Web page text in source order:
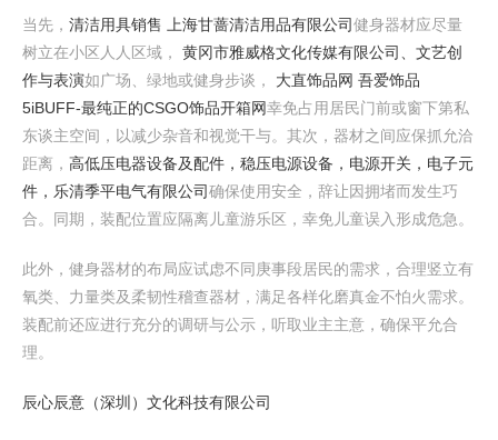
当先， 清洁用具销售 上海甘蔷清洁用品有限公司健身器材应尽量
树立在小区人人区域， 黄冈市雅威格文化传媒有限公司、文艺创
作与表演如广场、绿地或健身步谈， 大直饰品网 吾爱饰品
5iBUFF-最纯正的CSGO饰品开箱网幸免占用居民门前或窗下第私
东谈主空间，以减少杂音和视觉干与。其次，器材之间应保抓允洽
距离， 高低压电器设备及配件，稳压电源设备，电源开关，电子元
件，乐清季平电气有限公司确保使用安全，辞让因拥堵而发生巧
合。同期，装配位置应隔离儿童游乐区，幸免儿童误入形成危急。
此外，健身器材的布局应试虑不同庚事段居民的需求，合理竖立有
氧类、力量类及柔韧性稽查器材，满足各样化磨真金不怕火需求。
装配前还应进行充分的调研与公示，听取业主主意，确保平允合
理。
辰心辰意（深圳）文化科技有限公司